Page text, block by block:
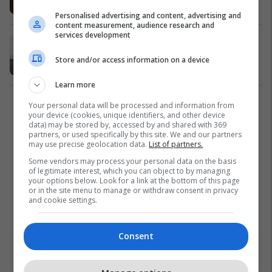
Largoje të dashurin që nuk premton
11/02/2018
1
Personalised advertising and content, advertising and
content measurement, audience research and
services development
Store and/or access information on a device
Learn more
Your personal data will be processed and information from
your device (cookies, unique identifiers, and other device
data) may be stored by, accessed by and shared with 369
partners, or used specifically by this site. We and our partners
may use precise geolocation data. List of partners.
Some vendors may process your personal data on the basis
of legitimate interest, which you can object to by managing
your options below. Look for a link at the bottom of this page
or in the site menu to manage or withdraw consent in privacy
and cookie settings.
Consent